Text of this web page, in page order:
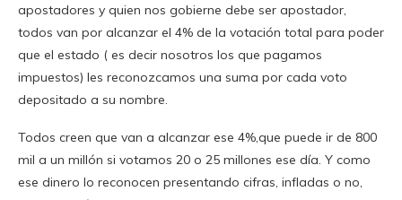
apostadores y quien nos gobierne debe ser apostador,
todos van por alcanzar el 4% de la votación total para poder
que el estado ( es decir nosotros los que pagamos
impuestos) les reconozcamos una suma por cada voto
depositado a su nombre.
Todos creen que van a alcanzar ese 4%,que puede ir de 800
mil a un millón si votamos 20 o 25 millones ese día. Y como
ese dinero lo reconocen presentando cifras, infladas o no,